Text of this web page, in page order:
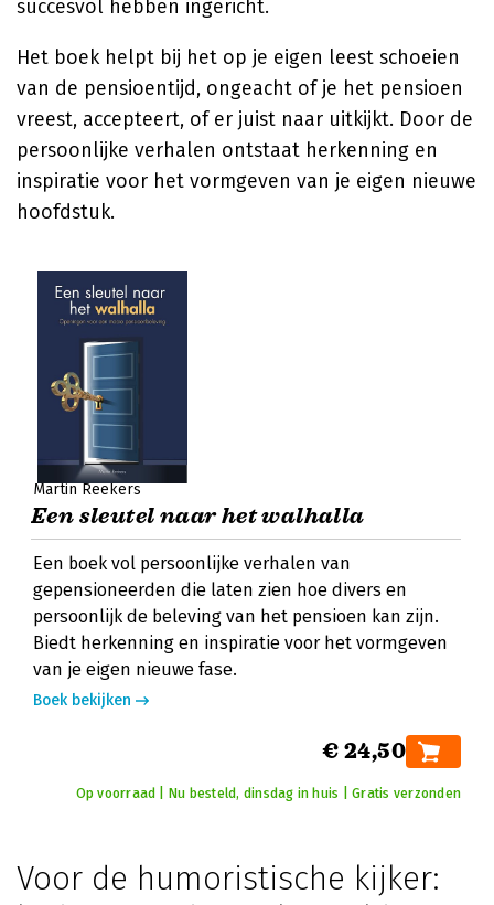
succesvol hebben ingericht.
Het boek helpt bij het op je eigen leest schoeien
van de pensioentijd, ongeacht of je het pensioen
vreest, accepteert, of er juist naar uitkijkt. Door de
persoonlijke verhalen ontstaat herkenning en
inspiratie voor het vormgeven van je eigen nieuwe
hoofdstuk.
Martin Reekers
Een sleutel naar het walhalla
Een boek vol persoonlijke verhalen van
gepensioneerden die laten zien hoe divers en
persoonlijk de beleving van het pensioen kan zijn.
Biedt herkenning en inspiratie voor het vormgeven
van je eigen nieuwe fase.
Boek bekijken
€ 24,50
Op voorraad | Nu besteld, dinsdag in huis | Gratis verzonden
Voor de humoristische kijker: